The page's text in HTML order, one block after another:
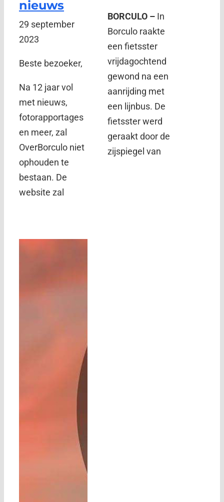
nieuws
29 september
2023
Beste bezoeker,
Na 12 jaar vol
met nieuws,
fotorapportages
en meer, zal
OverBorculo niet
ophouden te
bestaan. De
website zal
BORCULO – In
Borculo raakte
een fietsster
vrijdagochtend
gewond na een
aanrijding met
een lijnbus. De
fietsster werd
geraakt door de
zijspiegel van